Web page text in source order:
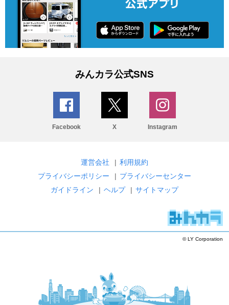
みんカラ公式SNS
Facebook X Instagram
運営会社 | 利用規約
プライバシーポリシー
| プライバシーセンター
ガイドライン
| ヘルプ | サイトマップ
© LY Corporation